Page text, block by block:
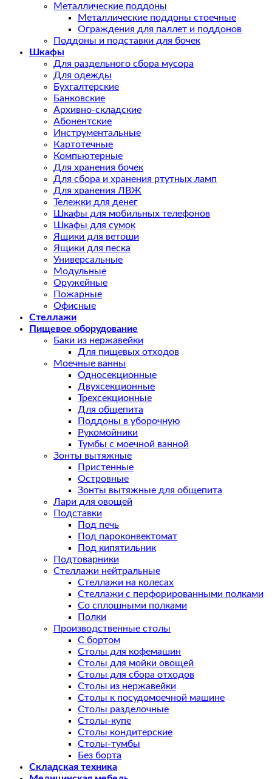
Металлические поддоны
Металлические поддоны стоечные
Ограждения для паллет и поддонов
Поддоны и подставки для бочек
Шкафы
Для раздельного сбора мусора
Для одежды
Бухгалтерские
Банковские
Архивно-складские
Абонентские
Инструментальные
Картотечные
Компьютерные
Для хранения бочек
Для сбора и хранения ртутных ламп
Для хранения ЛВЖ
Тележки для денег
Шкафы для мобильных телефонов
Шкафы для сумок
Ящики для ветоши
Ящики для песка
Универсальные
Модульные
Оружейные
Пожарные
Офисные
Стеллажи
Пищевое оборудование
Баки из нержавейки
Для пищевых отходов
Моечные ванны
Односекционные
Двухсекционные
Трехсекционные
Для общепита
Поддоны в уборочную
Рукомойники
Тумбы с моечной ванной
Зонты вытяжные
Пристенные
Островные
Зонты вытяжные для общепита
Лари для овощей
Подставки
Под печь
Под пароконвектомат
Под кипятильник
Подтоварники
Стеллажи нейтральные
Стеллажи на колесах
Стеллажи с перфорированными полками
Со сплошными полками
Полки
Производственные столы
С бортом
Столы для кофемашин
Столы для мойки овощей
Столы для сбора отходов
Столы из нержавейки
Столы к посудомоечной машине
Столы разделочные
Столы-купе
Столы кондитерские
Столы-тумбы
Без борта
Складская техника